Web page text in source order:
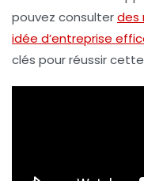
pouvez consulterdes
idée d’entreprise
clés pour réussir